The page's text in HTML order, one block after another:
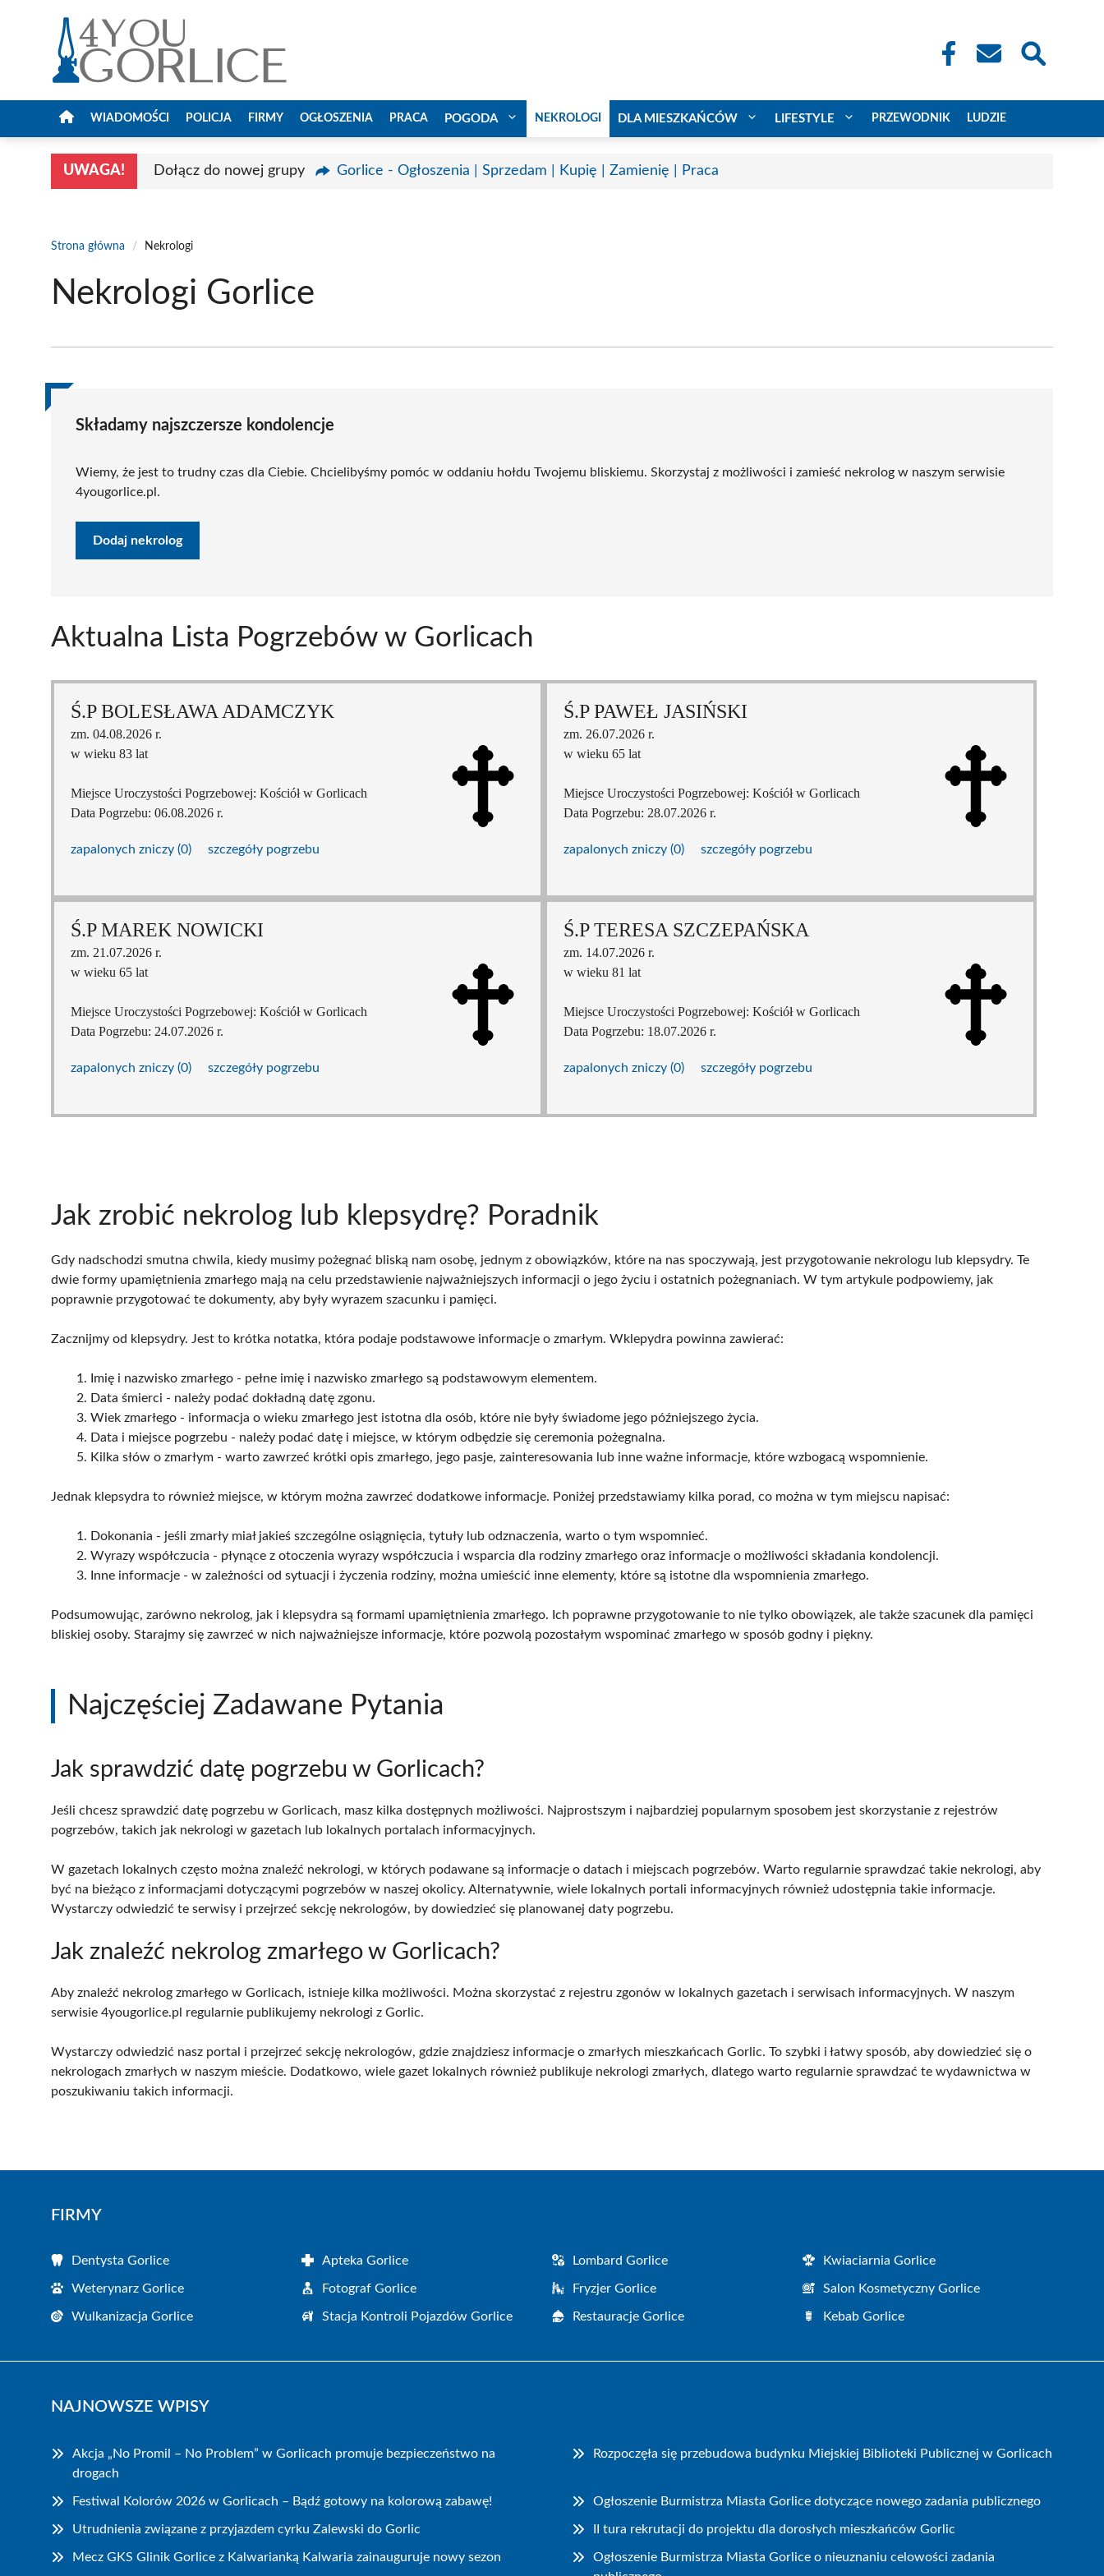
WIADOMOŚCI POLICJA FIRMY OGŁOSZENIA PRACA POGODA NEKROLOGI DLA MIESZKAŃCÓW LIFESTYLE PRZEWODNIK LUDZIE
UWAGA! Dołącz do nowej grupy Gorlice - Ogłoszenia | Sprzedam | Kupię | Zamienię | Praca
Strona główna / Nekrologi
Nekrologi Gorlice
Składamy najszczersze kondolencje
Wiemy, że jest to trudny czas dla Ciebie. Chcielibyśmy pomóc w oddaniu hołdu Twojemu bliskiemu. Skorzystaj z możliwości i zamieść nekrolog w naszym serwisie
4yougorlice.pl.
Dodaj nekrolog
Aktualna Lista Pogrzebów w Gorlicach
Ś.P BOLESŁAWA ADAMCZYK
zm. 04.08.2026 r.
w wieku 83 lat
Miejsce Uroczystości Pogrzebowej: Kościół w Gorlicach
Data Pogrzebu: 06.08.2026 r.
zapalonych zniczy (0) szczegóły pogrzebu
Ś.P PAWEŁ JASIŃSKI
zm. 26.07.2026 r.
w wieku 65 lat
Miejsce Uroczystości Pogrzebowej: Kościół w Gorlicach
Data Pogrzebu: 28.07.2026 r.
zapalonych zniczy (0) szczegóły pogrzebu
Ś.P MAREK NOWICKI
zm. 21.07.2026 r.
w wieku 65 lat
Miejsce Uroczystości Pogrzebowej: Kościół w Gorlicach
Data Pogrzebu: 24.07.2026 r.
zapalonych zniczy (0) szczegóły pogrzebu
Ś.P TERESA SZCZEPAŃSKA
zm. 14.07.2026 r.
w wieku 81 lat
Miejsce Uroczystości Pogrzebowej: Kościół w Gorlicach
Data Pogrzebu: 18.07.2026 r.
zapalonych zniczy (0) szczegóły pogrzebu
Jak zrobić nekrolog lub klepsydrę? Poradnik
Gdy nadschodzi smutna chwila, kiedy musimy pożegnać bliską nam osobę, jednym z obowiązków, które na nas spoczywają, jest przygotowanie nekrologu lub klepsydry. Te
dwie formy upamiętnienia zmarłego mają na celu przedstawienie najważniejszych informacji o jego życiu i ostatnich pożegnaniach. W tym artykule podpowiemy, jak
poprawnie przygotować te dokumenty, aby były wyrazem szacunku i pamięci.
Zacznijmy od klepsydry. Jest to krótka notatka, która podaje podstawowe informacje o zmarłym. Wklepydra powinna zawierać:
Imię i nazwisko zmarłego - pełne imię i nazwisko zmarłego są podstawowym elementem.
Data śmierci - należy podać dokładną datę zgonu.
Wiek zmarłego - informacja o wieku zmarłego jest istotna dla osób, które nie były świadome jego późniejszego życia.
Data i miejsce pogrzebu - należy podać datę i miejsce, w którym odbędzie się ceremonia pożegnalna.
Kilka słów o zmarłym - warto zawrzeć krótki opis zmarłego, jego pasje, zainteresowania lub inne ważne informacje, które wzbogacą wspomnienie.
Jednak klepsydra to również miejsce, w którym można zawrzeć dodatkowe informacje. Poniżej przedstawiamy kilka porad, co można w tym miejscu napisać:
Dokonania - jeśli zmarły miał jakieś szczególne osiągnięcia, tytuły lub odznaczenia, warto o tym wspomnieć.
Wyrazy współczucia - płynące z otoczenia wyrazy współczucia i wsparcia dla rodziny zmarłego oraz informacje o możliwości składania kondolencji.
Inne informacje - w zależności od sytuacji i życzenia rodziny, można umieścić inne elementy, które są istotne dla wspomnienia zmarłego.
Podsumowując, zarówno nekrolog, jak i klepsydra są formami upamiętnienia zmarłego. Ich poprawne przygotowanie to nie tylko obowiązek, ale także szacunek dla pamięci
bliskiej osoby. Starajmy się zawrzeć w nich najważniejsze informacje, które pozwolą pozostałym wspominać zmarłego w sposób godny i piękny.
Najczęściej Zadawane Pytania
Jak sprawdzić datę pogrzebu w Gorlicach?
Jeśli chcesz sprawdzić datę pogrzebu w Gorlicach, masz kilka dostępnych możliwości. Najprostszym i najbardziej popularnym sposobem jest skorzystanie z rejestrów
pogrzebów, takich jak nekrologi w gazetach lub lokalnych portalach informacyjnych.
W gazetach lokalnych często można znaleźć nekrologi, w których podawane są informacje o datach i miejscach pogrzebów. Warto regularnie sprawdzać takie nekrologi, aby
być na bieżąco z informacjami dotyczącymi pogrzebów w naszej okolicy. Alternatywnie, wiele lokalnych portali informacyjnych również udostępnia takie informacje.
Wystarczy odwiedzić te serwisy i przejrzeć sekcję nekrologów, by dowiedzieć się planowanej daty pogrzebu.
Jak znaleźć nekrolog zmarłego w Gorlicach?
Aby znaleźć nekrolog zmarłego w Gorlicach, istnieje kilka możliwości. Można skorzystać z rejestru zgonów w lokalnych gazetach i serwisach informacyjnych. W naszym
serwisie 4yougorlice.pl regularnie publikujemy nekrologi z Gorlic.
Wystarczy odwiedzić nasz portal i przejrzeć sekcję nekrologów, gdzie znajdziesz informacje o zmarłych mieszkańcach Gorlic. To szybki i łatwy sposób, aby dowiedzieć się o
nekrologach zmarłych w naszym mieście. Dodatkowo, wiele gazet lokalnych również publikuje nekrologi zmarłych, dlatego warto regularnie sprawdzać te wydawnictwa w
poszukiwaniu takich informacji.
FIRMY
Dentysta Gorlice Apteka Gorlice Lombard Gorlice Kwiaciarnia Gorlice
Weterynarz Gorlice Fotograf Gorlice Fryzjer Gorlice Salon Kosmetyczny Gorlice
Wulkanizacja Gorlice Stacja Kontroli Pojazdów Gorlice Restauracje Gorlice Kebab Gorlice
NAJNOWSZE WPISY
Akcja „No Promil – No Problem” w Gorlicach promuje bezpieczeństwo na
drogach
Rozpoczęła się przebudowa budynku Miejskiej Biblioteki Publicznej w Gorlicach
Festiwal Kolorów 2026 w Gorlicach – Bądź gotowy na kolorową zabawę! Ogłoszenie Burmistrza Miasta Gorlice dotyczące nowego zadania publicznego
Utrudnienia związane z przyjazdem cyrku Zalewski do Gorlic II tura rekrutacji do projektu dla dorosłych mieszkańców Gorlic
Mecz GKS Glinik Gorlice z Kalwarianką Kalwaria zainauguruje nowy sezon
Ogłoszenie Burmistrza Miasta Gorlice o nieuznaniu celowości zadania